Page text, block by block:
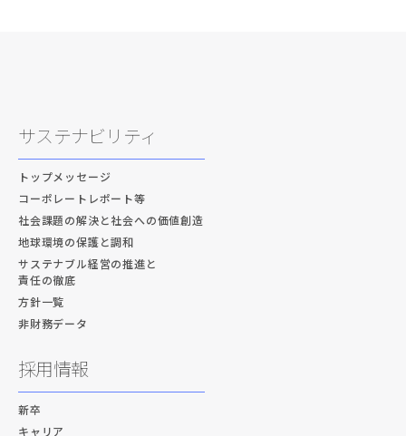
サステナビリティ
トップメッセージ
コーポレートレポート等
社会課題の解決と社会への価値創造
地球環境の保護と調和
サステナブル経営の推進と
責任の徹底
方針一覧
非財務データ
採用情報
新卒
キャリア